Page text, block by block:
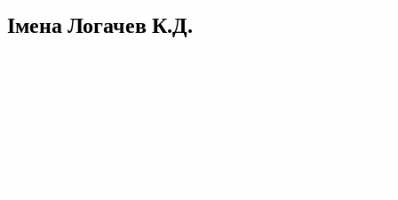
Імена Логачев К.Д.